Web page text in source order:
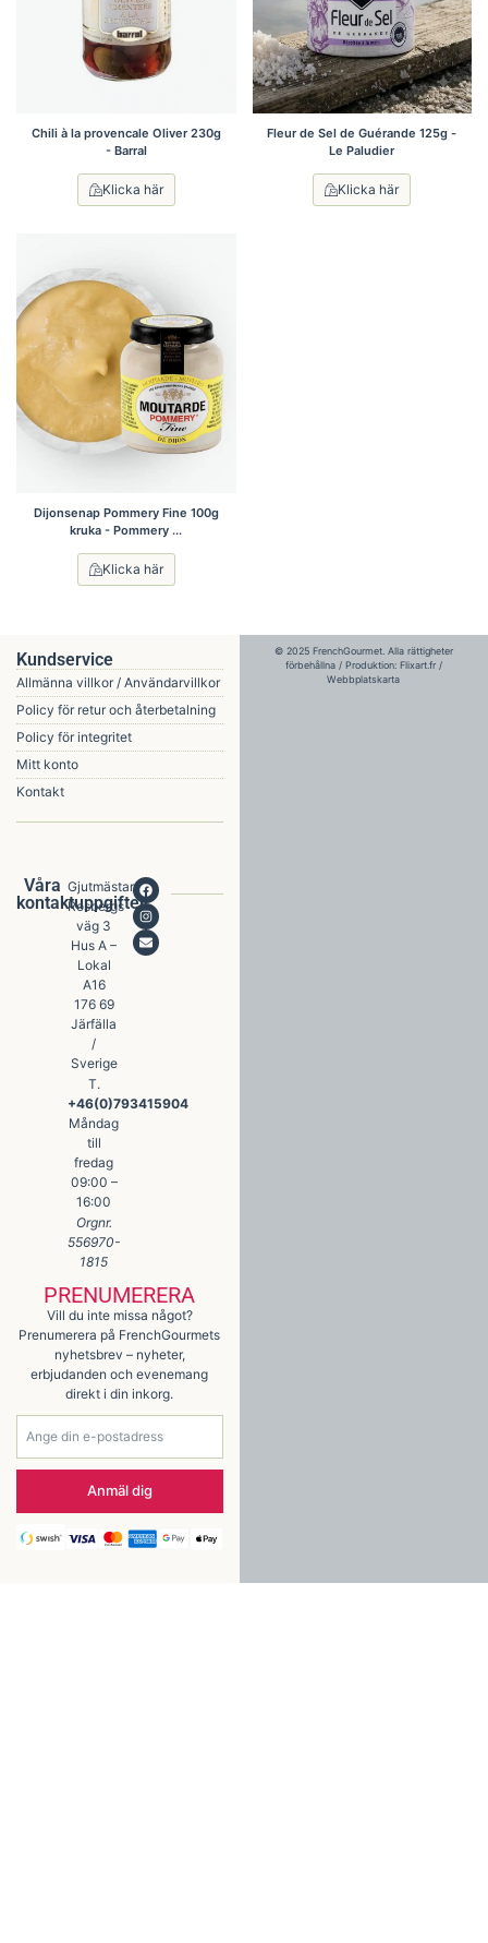
Chili à la provencale Oliver 230g
- Barral
Klicka här
Fleur de Sel de Guérande 125g -
Le Paludier
Klicka här
Dijonsenap Pommery Fine 100g
kruka - Pommery ...
Klicka här
Kundservice
Allmänna villkor / Användarvillkor
Policy för retur och återbetalning
Policy för integritet
Mitt konto
Kontakt
Våra
kontaktuppgifter
Gjutmästare
Rosbergs
väg 3
Hus A –
Lokal
A16
176 69
Järfälla
/
Sverige
T.
+46(0)793415904
Måndag
till
fredag
09:00 –
16:00
Orgnr.
556970-
1815
PRENUMERERA
Vill du inte missa något?
Prenumerera på FrenchGourmets
nyhetsbrev – nyheter,
erbjudanden och evenemang
direkt i din inkorg.
Anmäl dig
© 2025 FrenchGourmet. Alla rättigheter
förbehållna / Produktion: Flixart.fr/
Webbplatskarta